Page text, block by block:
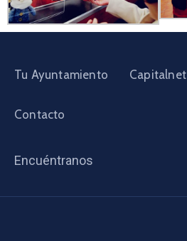
Tu Ayuntamiento Capitalnet
Contacto
Encuéntranos